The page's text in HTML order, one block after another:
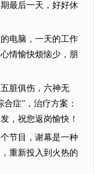
最后一天，好好休
电脑，一天的工作
情愉快烦恼少，朋
脏俱伤，六神无
症”，治疗方案：
，祝您返岗愉快！
节目，谢幕是一种
重新投入到火热的